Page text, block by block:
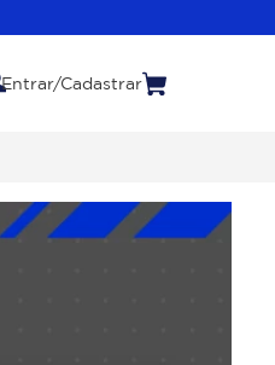
Entrar/Cadastrar